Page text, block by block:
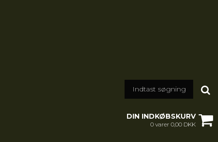
DIN INDKØBSKURV
0 varer 0,00 DKK